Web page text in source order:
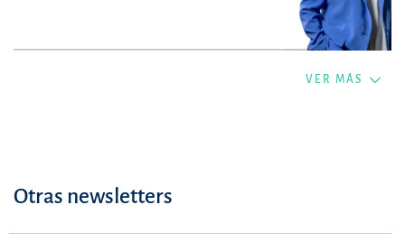
VER MÁS
Otras newsletters